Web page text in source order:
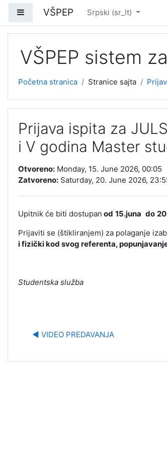
Idi na glavni sadržaj
Bočni panel
VŠPEP Srpski ‎(sr_lt)‎
VŠPEP sistem
Početna stranica Stranice sajta
Prijava ispita za
i V godina Master
Otvoreno: Monday, 15. June 2026, 00:05
Zatvoreno: Saturday, 20. June 2026,
Upitnik će biti dostupan od 15.juna do 20
Prijaviti se (štikliranjem) za polaganje
i fizički kod svog referenta,
Studentska služba
◀︎ VIDEO PREDAVANJA